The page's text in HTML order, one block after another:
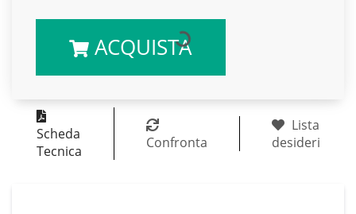
ACQUISTA
Scheda
Tecnica
Confronta
Lista
desideri